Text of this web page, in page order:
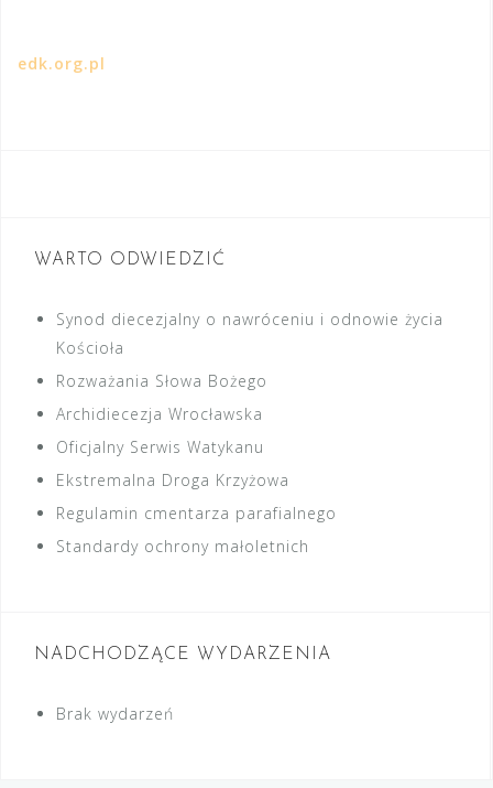
edk.org.pl
WARTO ODWIEDZIĆ
Synod diecezjalny o nawróceniu i odnowie życia
Kościoła
Rozważania Słowa Bożego
Archidiecezja Wrocławska
Oficjalny Serwis Watykanu
Ekstremalna Droga Krzyżowa
Regulamin cmentarza parafialnego
Standardy ochrony małoletnich
NADCHODZĄCE WYDARZENIA
Brak wydarzeń